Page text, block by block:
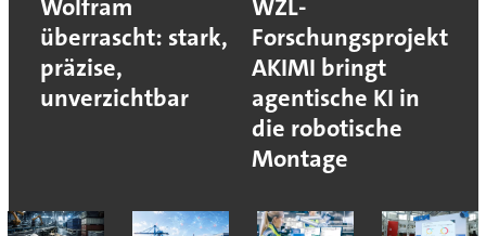
Wolfram
überrascht: stark,
präzise,
unverzichtbar
WZL-
Forschungsprojekt
AKIMI bringt
agentische KI in
die robotische
Montage